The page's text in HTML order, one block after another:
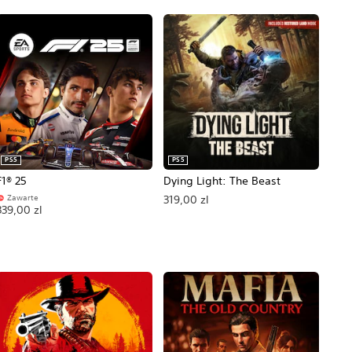
25
PS5
Zawarte
zl
Dying Light: The Beast
PS5
319,00 zl